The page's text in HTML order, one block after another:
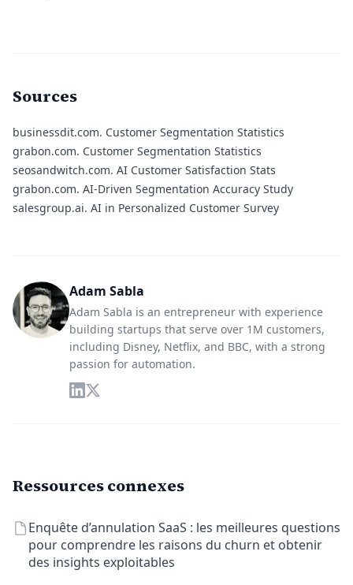
Sources
businessdit.com. Customer Segmentation Statistics
grabon.com. Customer Segmentation Statistics
seosandwitch.com. AI Customer Satisfaction Stats
grabon.com. AI-Driven Segmentation Accuracy Study
salesgroup.ai. AI in Personalized Customer Survey
Adam Sabla
Adam Sabla is an entrepreneur with experience
building startups that serve over 1M customers,
including Disney, Netflix, and BBC, with a strong
passion for automation.
Ressources connexes
Enquête d’annulation SaaS : les meilleures questions
pour comprendre les raisons du churn et obtenir
des insights exploitables